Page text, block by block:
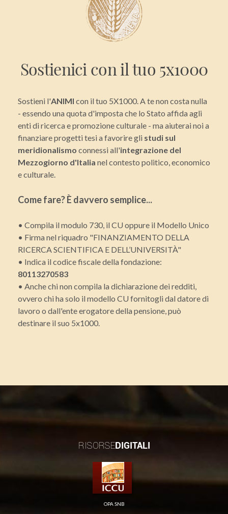
Sostienici con il tuo 5x1000
Sostieni l'ANIMI con il tuo 5X1000. A te non costa nulla
- essendo una quota d'imposta che lo Stato affida agli
enti di ricerca e promozione culturale - ma aiuterai noi a
finanziare progetti tesi a favorire gli studi sul
meridionalismo connessi all'integrazione del
Mezzogiorno d'Italia nel contesto politico, economico
e culturale.
Come fare? È davvero semplice...
• Compila il modulo 730, il CU oppure il Modello Unico
• Firma nel riquadro "FINANZIAMENTO DELLA
RICERCA SCIENTIFICA E DELL’UNIVERSITÀ"
• Indica il codice fiscale della fondazione:
80113270583
• Anche chi non compila la dichiarazione dei redditi,
ovvero chi ha solo il modello CU fornitogli dal datore di
lavoro o dall'ente erogatore della pensione, può
destinare il suo 5x1000.
RISORSEDIGITALI
OPA SNB